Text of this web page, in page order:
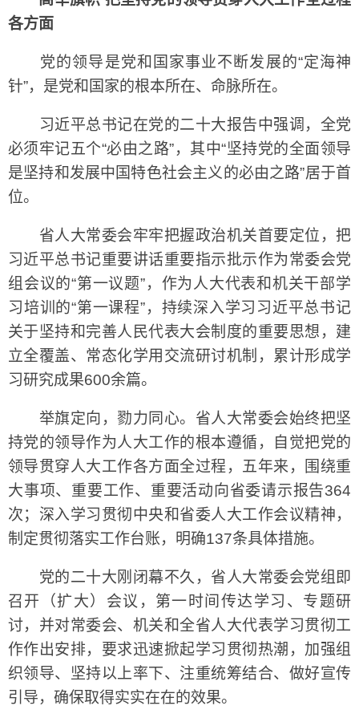
各方面
党的领导是党和国家事业不断发展的“定海神
针”，是党和国家的根本所在、命脉所在。
习近平总书记在党的二十大报告中强调，全党
必须牢记五个“必由之路”，其中“坚持党的全面领导
是坚持和发展中国特色社会主义的必由之路”居于首
位。
省人大常委会牢牢把握政治机关首要定位，把
习近平总书记重要讲话重要指示批示作为常委会党
组会议的“第一议题”，作为人大代表和机关干部学
习培训的“第一课程”，持续深入学习习近平总书记
关于坚持和完善人民代表大会制度的重要思想，建
立全覆盖、常态化学用交流研讨机制，累计形成学
习研究成果600余篇。
举旗定向，勠力同心。省人大常委会始终把坚
持党的领导作为人大工作的根本遵循，自觉把党的
领导贯穿人大工作各方面全过程，五年来，围绕重
大事项、重要工作、重要活动向省委请示报告364
次；深入学习贯彻中央和省委人大工作会议精神，
制定贯彻落实工作台账，明确137条具体措施。
党的二十大刚闭幕不久，省人大常委会党组即
召开（扩大）会议，第一时间传达学习、专题研
讨，并对常委会、机关和全省人大代表学习贯彻工
作作出安排，要求迅速掀起学习贯彻热潮，加强组
织领导、坚持以上率下、注重统筹结合、做好宣传
引导，确保取得实实在在的效果。